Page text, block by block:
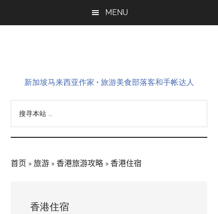
MENU
新加坡马来西亚作家 • 旅游美食部落客和手帐达人
首页 »旅游 » 香港旅游攻略 » 香港住宿
香港住宿